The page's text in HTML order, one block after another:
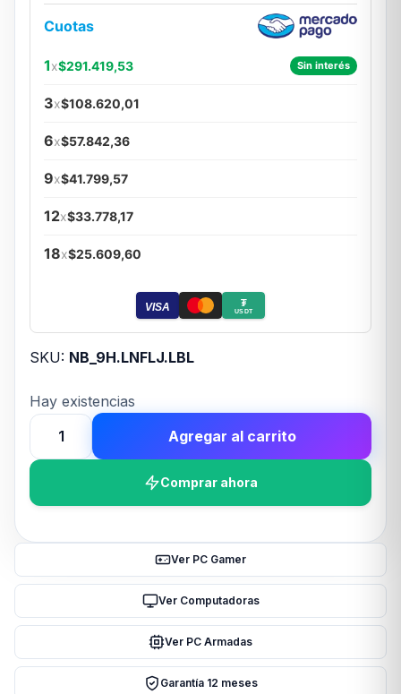
Cuotas
1x$291.419,53 Sin interés
3x$108.620,01
6x$57.842,36
9x$41.799,57
12x$33.778,17
18x$25.609,60
VISA ₮
USDT
SKU: NB_9H.LNFLJ.LBL
Hay existencias
MONITOR
27
100hz
Agregar al carrito
Comprar ahora
Ver PC Gamer
Ver Computadoras
Ver PC Armadas
Garantía 12 meses